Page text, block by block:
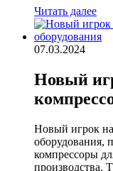
Читать далее
07.03.2024
Новый
Новый игрок
оборудования,
компрессоры
производства.